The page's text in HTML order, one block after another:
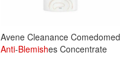
Avene Cleanance Comedomed
Anti-Blemishes Concentrate